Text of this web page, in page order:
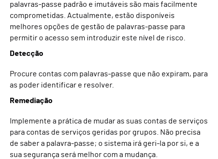
palavras-passe padrão e imutáveis são mais facilmente
comprometidas. Actualmente, estão disponíveis
melhores opções de gestão de palavras-passe para
permitir o acesso sem introduzir este nível de risco.
Detecção
Procure contas com palavras-passe que não expiram, para
as poder identificar e resolver.
Remediação
Implemente a prática de mudar as suas contas de serviços
para contas de serviços geridas por grupos. Não precisa
de saber a palavra-passe; o sistema irá geri-la por si, e a
sua segurança será melhor com a mudança.